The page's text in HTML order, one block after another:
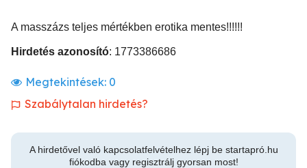
A masszázs teljes mértékben erotika mentes!!!!!!
Hirdetés azonosító: 1773386686
Megtekintések: 0
Szabálytalan hirdetés?
A hirdetővel való kapcsolatfelvételhez lépj be startapró.hu
fiókodba vagy regisztrálj gyorsan most!